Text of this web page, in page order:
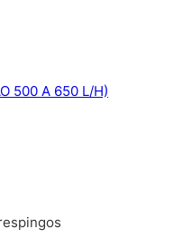
500 A 650 L/H)